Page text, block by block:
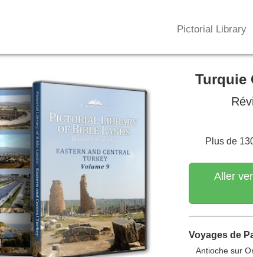
Pictorial Library
Turquie
Plus de
Aller
Voyages de
Antioche sur